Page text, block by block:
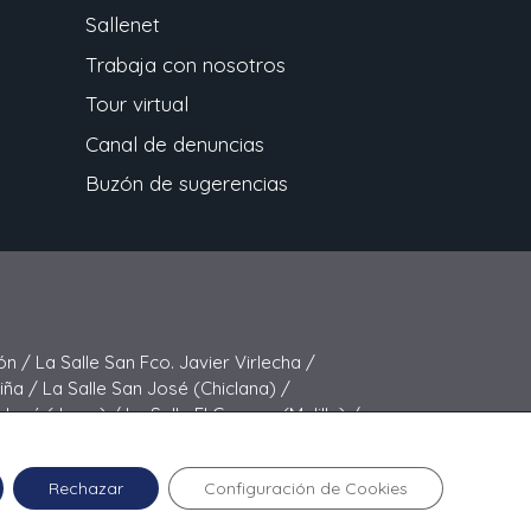
Sallenet
Trabaja con nosotros
Tour virtual
Canal de denuncias
Buzón de sugerencias
/ La Salle San Fco. Javier Virlecha /
/ La Salle San José (Chiclana) /
José (Jerez) /La Salle El Carmen (Melilla) /
La Salle San Fco. Javier Virlecha.
Rechazar Configuración de Cookies